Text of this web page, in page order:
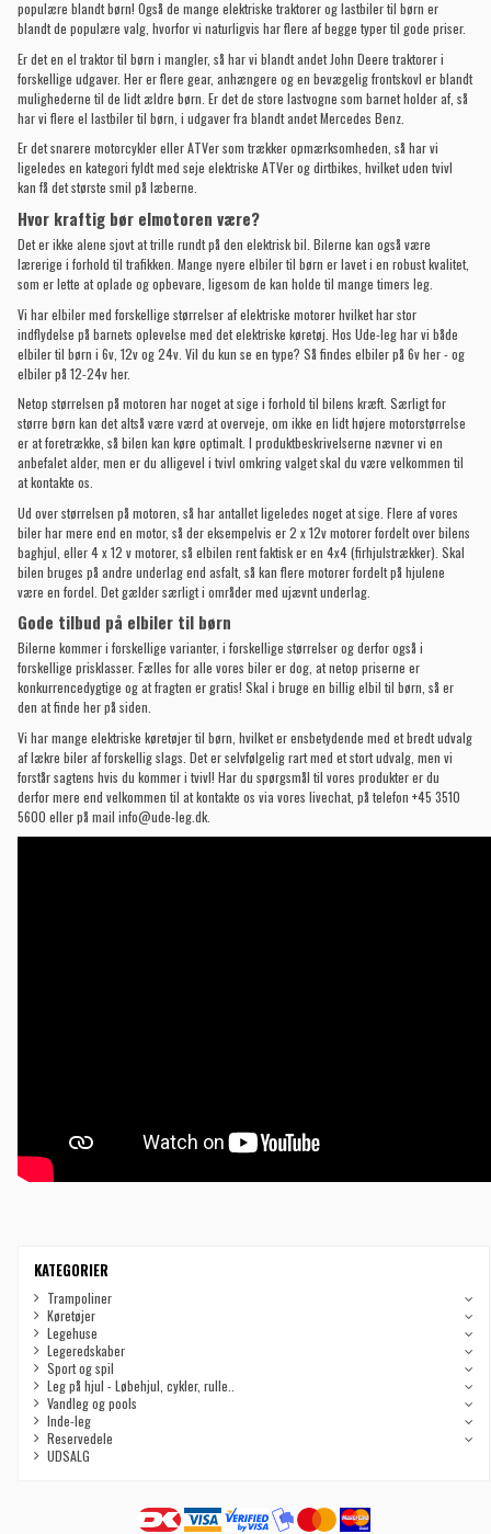
populære blandt børn! Også de mange elektriske traktorer og lastbiler til børn er
blandt de populære valg, hvorfor vi naturligvis har flere af begge typer til gode priser.
Er det en el traktor til børn i mangler, så har vi blandt andet John Deere traktorer i
forskellige udgaver. Her er flere gear, anhængere og en bevægelig frontskovl er blandt
mulighederne til de lidt ældre børn. Er det de store lastvogne som barnet holder af, så
har vi flere el lastbiler til børn, i udgaver fra blandt andet Mercedes Benz.
Er det snarere motorcykler eller ATVer som trækker opmærksomheden, så har vi
ligeledes en kategori fyldt med seje elektriske ATVerog dirtbikes, hvilket uden tvivl
kan få det største smil på læberne.
Hvor kraftig bør elmotoren være?
Det er ikke alene sjovt at trille rundt på den elektrisk bil. Bilerne kan også være
lærerige i forhold til trafikken. Mange nyere elbiler til børn er lavet i en robust kvalitet,
som er lette at oplade og opbevare, ligesom de kan holde til mange timers leg
Vi har elbiler med forskellige størrelser af elektriske motorer hvilket har stor
indflydelse på barnets oplevelse med det elektriske køretøj. Hos Ude-leg har vi både
elbiler til børn i 6v, 12v og 24v. Vil du kun se en type? Så findes elbiler på 6v her- og
elbiler på 12-24v her.
Netop størrelsen på motoren har noget at sige i forhold til bilens kræft. Særligt for
større børn kan det altså være værd at overveje, om ikke en lidt højere motorstørrelse
er at foretrække, så bilen kan køre optimalt. I produktbeskrivelserne nævner vi en
anbefalet alder, men er du alligevel i tvivl omkring valget skal du være velkommen til
atkontakte os
Ud over størrelsen på motoren, så har antallet ligeledes noget at sige. Flere af vores
biler har mere end en motor, så der eksempelvis er 2 x 12v motorer fordelt over bilens
baghjul, eller 4 x 12 v motorer, så elbilen rent faktisk er en 4x4 (firhjulstrækker). Skal
bilen bruges på andre underlag end asfalt, så kan flere motorer fordelt på hjulene
være en fordel. Det gælder særligt i områder med ujævnt underlag.
Gode tilbud på elbiler til børn
Bilerne kommer i forskellige varianter, i forskellige størrelser og derfor også i
forskellige prisklasser. Fælles for alle vores biler er dog, at netop priserne er
konkurrencedygtige og at fragten er gratis! Skal i bruge en billig elbil til børn, så er
den at finde her på siden.
Vi har mange elektriske køretøjer til børn, hvilket er ensbetydende med et bredt udvalg
af lækre biler af forskellig slags. Det er selvfølgelig rart med et stort udvalg, men vi
forstår sagtens hvis du kommer i tvivl! Har du spørgsmål til vores produkter er du
derfor mere end velkommen til at kontakte os via vores livechat, på telefon +45 3510
5600 eller på mail info@ude-leg.dk
KATEGORIER
Trampoliner
Køretøjer
Legehuse
Legeredskaber
Sport og spil
Leg på hjul - Løbehjul, cykler, rulle..
Vandleg og pools
Inde-leg
Reservedele
UDSALG